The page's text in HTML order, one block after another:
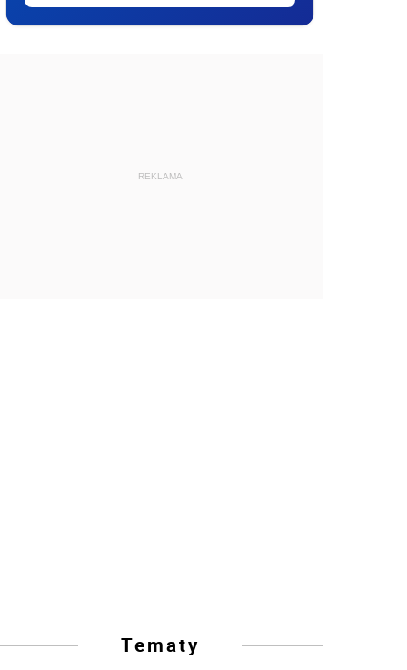
REKLAMA
Tematy